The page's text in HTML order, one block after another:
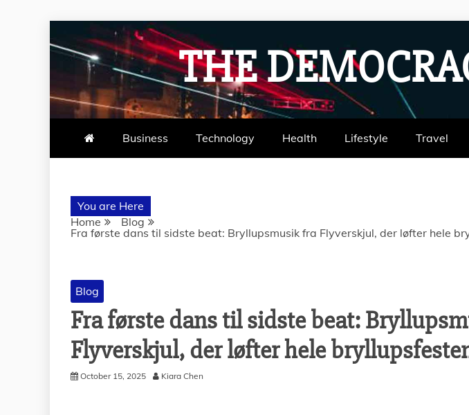
to
content
THE
Business Technology Health Lifestyle Travel
You are Here
Home
Blog
Fra første dans til sidste beat: Bryllupsmusik fra Flyverskjul, der løfter hele
Blog
Fra første dans til sidste beat:
Flyverskjul, der løfter hele
October 15, 2025 Kiara Chen